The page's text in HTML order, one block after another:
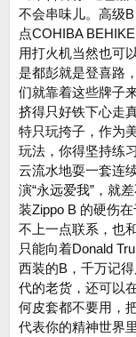
不会串味儿。高级
点COHIBA
用打火机当然也可
是都彭就是登喜路
们就靠着这些牌子
挤得只好铁下心走
特只玩挎子，作为
玩法，你得坚持练
云流水地耍一套连
演“永远爱我”，就
装Zippo B 的硬伤
不上一点联系，也
只能向着Donald
西装的B，千万记
代的老货，还可以
何皮套都不要用，
代表你的精神世界